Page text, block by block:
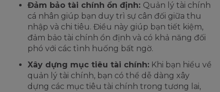
Đảm bảo tài chính ổn định: Quản lý tài chính
cá nhân giúp bạn duy trì sự cân đối giữa thu
nhập và chi tiêu. Điều này giúp bạn tiết kiệm,
đảm bảo tài chính ổn định và có khả năng đối
phó với các tình huống bất ngờ.
Xây dựng mục tiêu tài chính: Khi bạn hiểu về
quản lý tài chính, bạn có thể dễ dàng xây
dựng các mục tiêu tài chính trong tương lai,